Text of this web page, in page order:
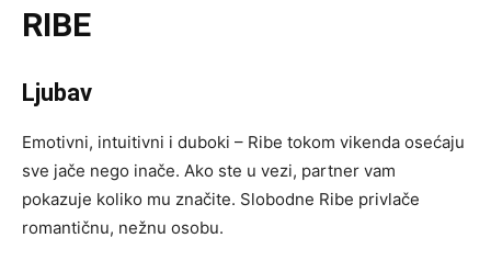
RIBE
Ljubav
Emotivni, intuitivni i duboki – Ribe tokom vikenda osećaju
sve jače nego inače. Ako ste u vezi, partner vam
pokazuje koliko mu značite. Slobodne Ribe privlače
romantičnu, nežnu osobu.